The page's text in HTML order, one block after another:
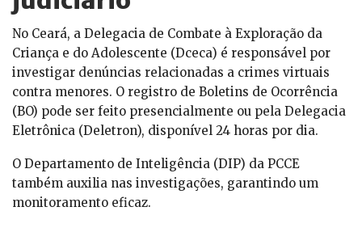
No Ceará, a Delegacia de Combate à Exploração da
Criança e do Adolescente (Dceca) é responsável por
investigar denúncias relacionadas a crimes virtuais
contra menores. O registro de Boletins de Ocorrência
(BO) pode ser feito presencialmente ou pela Delegacia
Eletrônica (Deletron), disponível 24 horas por dia.
O Departamento de Inteligência (DIP) da PCCE
também auxilia nas investigações, garantindo um
monitoramento eficaz.